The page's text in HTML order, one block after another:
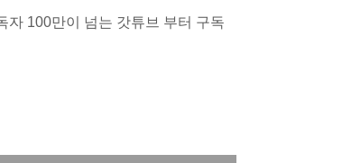
자 100만이 넘는 갓튜브 부터 구독